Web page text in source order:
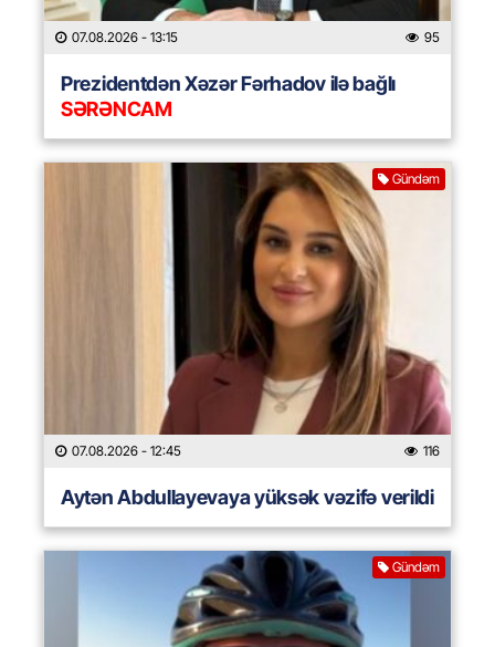
07.08.2026 - 13:15 95
Prezidentdən Xəzər Fərhadov ilə bağlı
SƏRƏNCAM
Gündəm
07.08.2026 - 12:45 116
Aytən Abdullayevaya yüksək vəzifə verildi
Gündəm